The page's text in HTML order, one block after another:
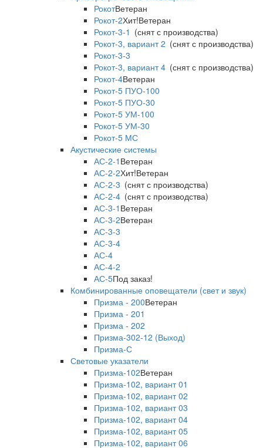
РокотВетеран
Рокот-2Хит!Ветеран
Рокот-3-1 (снят с производства)
Рокот-3, вариант 2 (снят с производства)
Рокот-3-3
Рокот-3, вариант 4 (снят с производства)
Рокот-4Ветеран
Рокот-5 ПУО-100
Рокот-5 ПУО-30
Рокот-5 УМ-100
Рокот-5 УМ-30
Рокот-5 МС
Акустические системы
АС-2-1 Ветеран
АС-2-2Хит!Ветеран
АС-2-3 (снят с производства)
АС-2-4 (снят с производства)
АС-3-1 Ветеран
АС-3-2Ветеран
АС-3-3
АС-3-4
АС-4
АС-4-2
АС-5Под заказ!
Комбинированные оповещатели (свет и звук)
Призма - 200Ветеран
Призма - 201
Призма - 202
Призма-302-12 (Выход)
Призма-С
Световые указатели
Призма-102Ветеран
Призма-102, вариант 01
Призма-102, вариант 02
Призма-102, вариант 03
Призма-102, вариант 04
Призма-102, вариант 05
Призма-102, вариант 06